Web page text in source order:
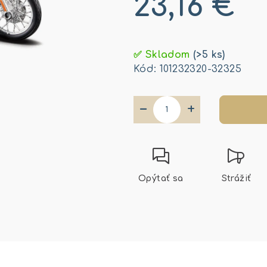
23,16 €
cena:
✅ Skladom (>5 ks)
Kód: 101232320-32325
+
−
Opýtať sa Strážiť